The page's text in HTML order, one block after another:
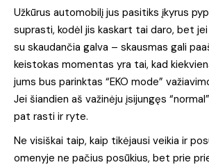
Užkūrus automobilį jus pasitiks įkyrus
suprasti, kodėl jis kaskart tai daro, bet
su skaudančia galva – skausmas gali
keistokas momentas yra tai, kad
jums bus parinktas “EKO mode”
Jei šiandien aš važinėju įsijungęs
pat rasti ir ryte.
Ne visiškai taip, kaip tikėjausi veikia ir
omenyje ne pačius posūkius, bet prie